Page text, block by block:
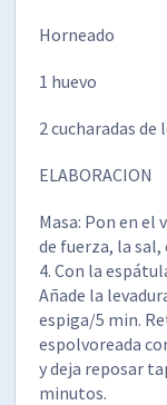
Horneado
1 huevo
2 cucharadas de
ELABORACION
Masa: Pon en el
de fuerza, la sal,
4. Con la
Añade la
espiga/5 min.
espolvoreada
y deja reposar
minutos.